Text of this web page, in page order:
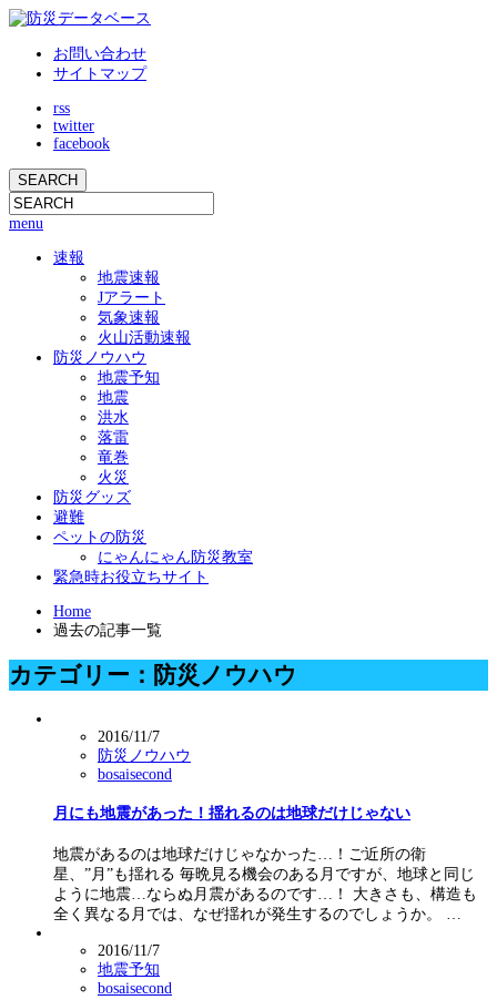
お問い合わせ
サイトマップ
rss
twitter
facebook
menu
速報
地震速報
Jアラート
気象速報
火山活動速報
防災ノウハウ
地震予知
地震
洪水
落雷
竜巻
火災
防災グッズ
避難
ペットの防災
にゃんにゃん防災教室
緊急時お役立ちサイト
Home
過去の記事一覧
カテゴリー：防災ノウハウ
2016/11/7
防災ノウハウ
bosaisecond
月にも地震があった！揺れるのは地球だけじゃない
地震があるのは地球だけじゃなかった…！ご近所の衛
星、”月”も揺れる 毎晩見る機会のある月ですが、地球と同じ
ように地震…ならぬ月震があるのです…！ 大きさも、構造も
全く異なる月では、なぜ揺れが発生するのでしょうか。 …
2016/11/7
地震予知
bosaisecond